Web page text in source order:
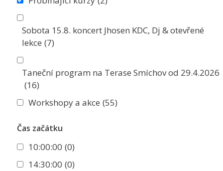
Sobota 15.8. koncert Jhosen KDC, Dj & otevřené
lekce (7)
Taneční program na Terase Smíchov od 29.4.2026
(16)
Workshopy a akce (55)
Čas začátku
10:00:00 (0)
14:30:00 (0)